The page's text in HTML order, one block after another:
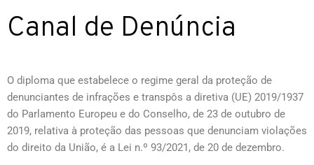
Canal de Denúncia
O diploma que estabelece o regime geral da proteção de
denunciantes de infrações e transpôs a diretiva (UE) 2019/1937
do Parlamento Europeu e do Conselho, de 23 de outubro de
2019, relativa à proteção das pessoas que denunciam violações
do direito da União, é a Lei n.º 93/2021, de 20 de dezembro.